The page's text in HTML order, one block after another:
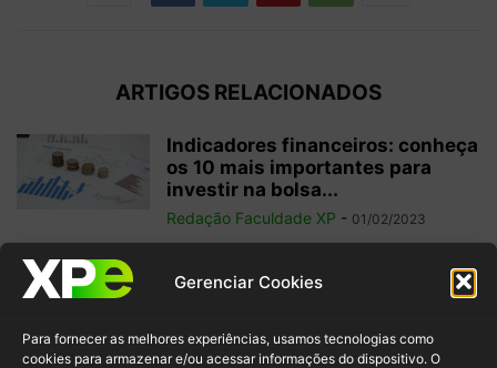
Gerenciar Cookies
Para fornecer as melhores experiências, usamos tecnologias como
cookies para armazenar e/ou acessar informações do dispositivo. O
ARTIGOS RELACIONADOS
Indicadores financeiros: conheça
os 10 mais importantes para
investir na bolsa...
Redação Faculdade XP - 01/02/2023
Como começar a operar em
swing trade? 5 dicas para
Redação Faculdade XP - 31/01/2023